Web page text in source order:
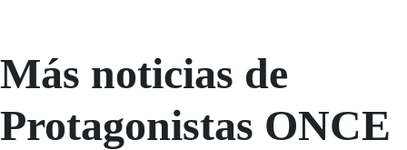
Más noticias de
Protagonistas ONCE